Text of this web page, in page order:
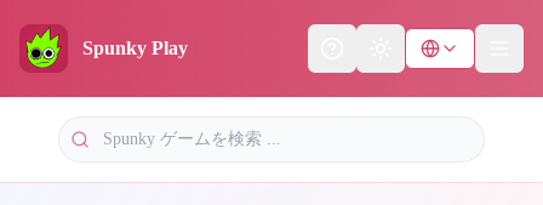
Spunky Play Theme